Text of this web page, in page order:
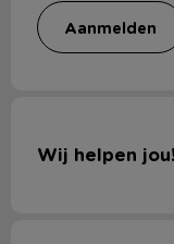
aanmelden
Wij helpen jou!